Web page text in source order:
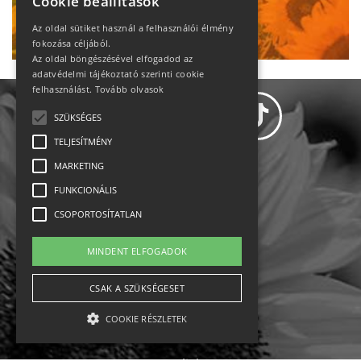
Ne maradj le!
Állásajánlatok
Impresszum-kapcsolat
Jogi nyilatkozat
Az oldal sütiket használ a felhasználói élmény
fokozása céljából.
Az oldal böngészésével elfogadod az
adatvédelmi tájékoztató szerinti cookie
felhasználást. Tovább olvasok
SZÜKSÉGES
TELJESÍTMÉNY
MARKETING
FUNKCIONÁLIS
CSOPORTOSÍTATLAN
MINDENT ELFOGADOK
CSAK A SZÜKSÉGESET
COOKIE RÉSZLETEK